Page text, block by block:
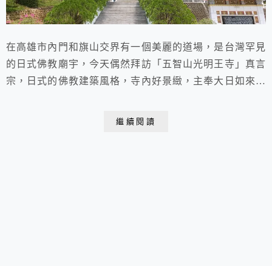
在高雄市內門和旗山交界有一個美麗的道場，是台灣罕見
的日式佛教廟宇，今天偶然拜訪「五智山光明王寺」真言
宗，日式的佛教建築風格，寺內好景緻，主奉大日如來，
繼續閱讀